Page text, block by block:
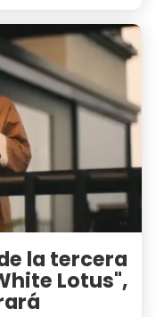
la tercera
Lotus",